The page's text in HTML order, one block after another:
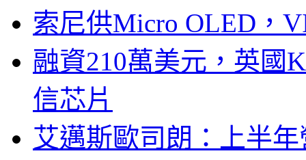
索尼供Micro OLED，
融資210萬美元，英國
信芯片
艾邁斯歐司朗：上半